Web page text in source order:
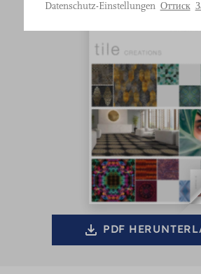
PDF
Datenschutz-Einstellungen Оттиск
Sie
eine